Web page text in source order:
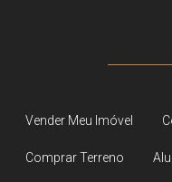
Vender Meu Imóvel
Comprar Terreno